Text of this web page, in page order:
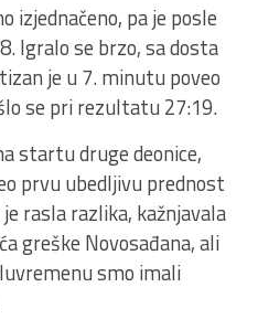
izjednačeno, pa je posle
Igralo se brzo, sa dosta
je u 7. minutu poveo
se pri rezultatu 27:19.
startu druge deonice,
prvu ubedljivu prednost
rasla razlika, kažnjavala
greške Novosađana, ali
smo imali